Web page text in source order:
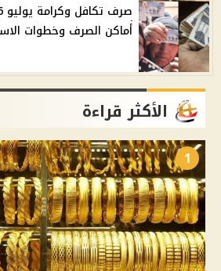
أماكن الصرف وخطوات
الأكثر قراءة
1